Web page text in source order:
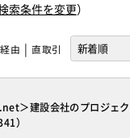
索条件を変更）
由 直取引
＞建設会社のプロジェ
）